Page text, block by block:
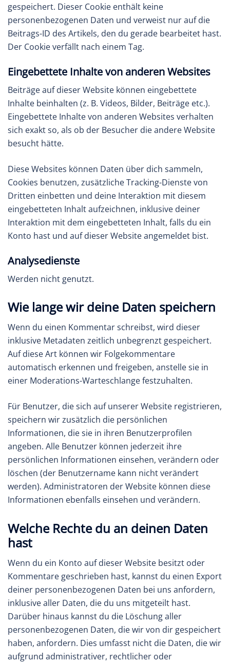
gespeichert. Dieser Cookie enthält keine
personenbezogenen Daten und verweist nur auf die
Beitrags-ID des Artikels, den du gerade bearbeitet hast.
Der Cookie verfällt nach einem Tag.
Eingebettete Inhalte von anderen Websites
Beiträge auf dieser Website können eingebettete
Inhalte beinhalten (z. B. Videos, Bilder, Beiträge etc.).
Eingebettete Inhalte von anderen Websites verhalten
sich exakt so, als ob der Besucher die andere Website
besucht hätte.
Diese Websites können Daten über dich sammeln,
Cookies benutzen, zusätzliche Tracking-Dienste von
Dritten einbetten und deine Interaktion mit diesem
eingebetteten Inhalt aufzeichnen, inklusive deiner
Interaktion mit dem eingebetteten Inhalt, falls du ein
Konto hast und auf dieser Website angemeldet bist.
Analysedienste
Werden nicht genutzt.
Wie lange wir deine Daten speichern
Wenn du einen Kommentar schreibst, wird dieser
inklusive Metadaten zeitlich unbegrenzt gespeichert.
Auf diese Art können wir Folgekommentare
automatisch erkennen und freigeben, anstelle sie in
einer Moderations-Warteschlange festzuhalten.
Für Benutzer, die sich auf unserer Website registrieren,
speichern wir zusätzlich die persönlichen
Informationen, die sie in ihren Benutzerprofilen
angeben. Alle Benutzer können jederzeit ihre
persönlichen Informationen einsehen, verändern oder
löschen (der Benutzername kann nicht verändert
werden). Administratoren der Website können diese
Informationen ebenfalls einsehen und verändern.
Welche Rechte du an deinen Daten
hast
Wenn du ein Konto auf dieser Website besitzt oder
Kommentare geschrieben hast, kannst du einen Export
deiner personenbezogenen Daten bei uns anfordern,
inklusive aller Daten, die du uns mitgeteilt hast.
Darüber hinaus kannst du die Löschung aller
personenbezogenen Daten, die wir von dir gespeichert
haben, anfordern. Dies umfasst nicht die Daten, die wir
aufgrund administrativer, rechtlicher oder